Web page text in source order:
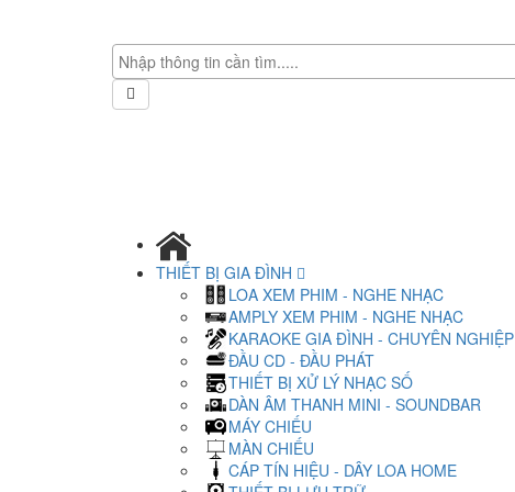
THIẾT BỊ GIA ĐÌNH
LOA XEM PHIM - NGHE NHẠC
AMPLY XEM PHIM - NGHE NHẠC
KARAOKE GIA ĐÌNH - CHUYÊN NGHIỆP
ĐẦU CD - ĐẦU PHÁT
THIẾT BỊ XỬ LÝ NHẠC SỐ
DÀN ÂM THANH MINI - SOUNDBAR
MÁY CHIẾU
MÀN CHIẾU
CÁP TÍN HIỆU - DÂY LOA HOME